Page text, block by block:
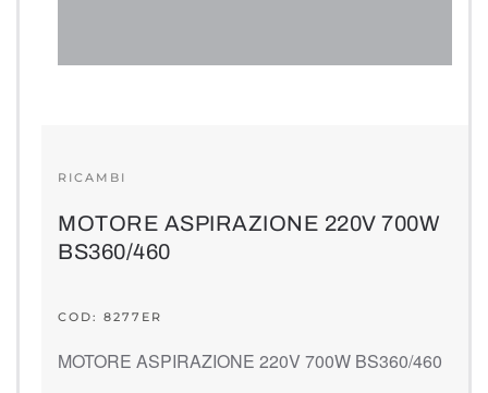
RICAMBI
MOTORE ASPIRAZIONE 220V 700W
BS360/460
COD: 8277ER
MOTORE ASPIRAZIONE 220V 700W BS360/460